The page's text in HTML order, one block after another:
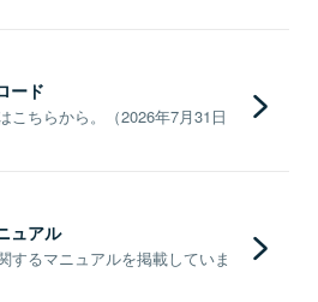
ード
こちらから。（2026年7月31日
ュアル
するマニュアルを掲載していま